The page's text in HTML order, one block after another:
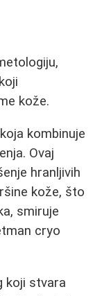
kože.
kombinuje
Ovaj
hranljivih
kože, što
smiruje
cryo
koji stvara